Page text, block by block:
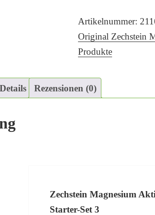
3
Menge
Artikelnummer:
Original Zechstein
Produkte
Details Rezensionen (0)
Zechstein Magnesium
Starter-Set 3